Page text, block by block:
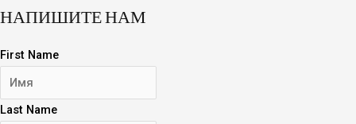
НАПИШИТЕ НАМ
First Name
Last Name